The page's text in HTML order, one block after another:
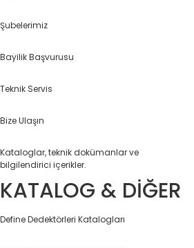
Şubelerimiz
Bayilik Başvurusu
Teknik Servis
Bize Ulaşın
Kataloglar, teknik dokümanlar ve
bilgilendirici içerikler.
KATALOG & DİĞER
Define Dedektörleri Katalogları